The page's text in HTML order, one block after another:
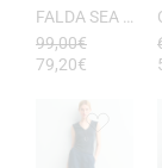
99,00€
79,20€